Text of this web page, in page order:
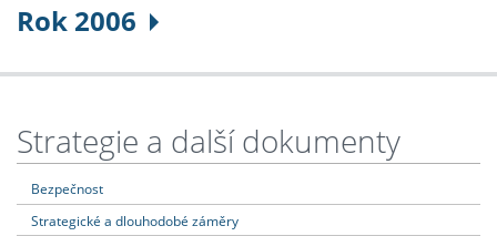
Rok 2006
Strategie a další dokumenty
Bezpečnost
Strategické a dlouhodobé záměry